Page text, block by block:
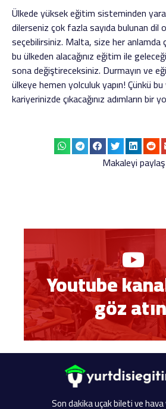
Ülkede yüksek eğitim sisteminden
dilerseniz çok fazla sayıda bulunan dil
seçebilirsiniz. Malta, size her anlamda
bu ülkeden alacağınız eğitim ile
sona değiştireceksiniz. Durmayın ve
ülkeye hemen yolculuk yapın! Çünkü
kariyerinizde çıkacağınız adımların bir
Makaleyi paylaş
Youtube
göz
Son dakika uçak bileti ve hava